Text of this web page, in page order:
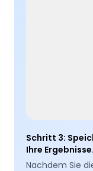
Schritt 3:
Ihre Ergebnisse.
Nachdem Sie